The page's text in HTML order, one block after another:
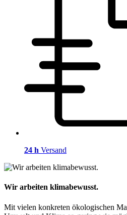
24 h Versand
Wir arbeiten klimabewusst.
Mit vielen konkreten ökologischen